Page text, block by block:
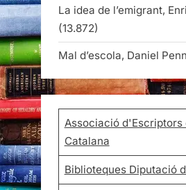
La idea de l’emigrant,
(13.872)
Mal d’escola, Daniel
Associació d'Escriptors
Catalana
Biblioteques Diputació